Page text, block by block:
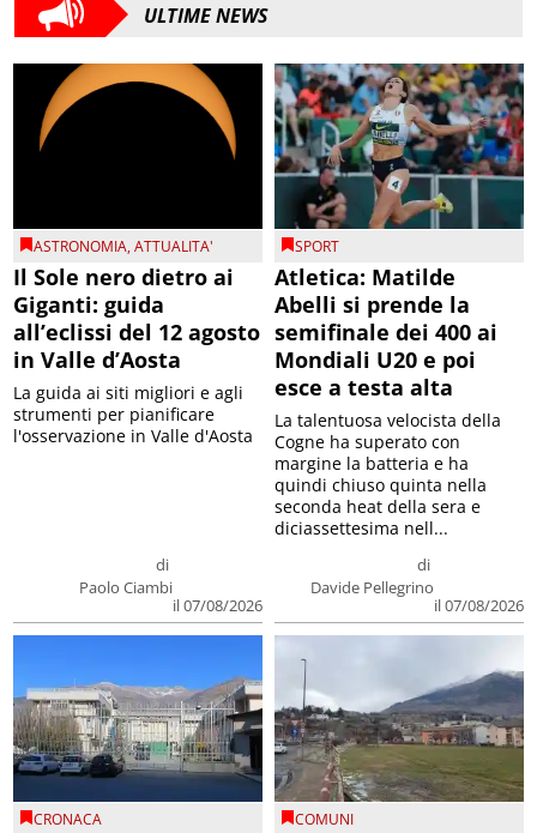
ULTIME NEWS
ASTRONOMIA,ATTUALITA'
Il Sole nero dietro ai
Giganti: guida
all’eclissi del 12 agosto
in Valle d’Aosta
di
Paolo Ciambi
il 07/08/2026
La guida ai siti migliori e agli
strumenti per pianificare
l'osservazione in Valle d'Aosta
SPORT
Atletica: Matilde
Abelli si prende la
semifinale dei 400 ai
Mondiali U20 e poi
esce a testa alta
di
Davide Pellegrino
il 07/08/2026
La talentuosa velocista della
Cogne ha superato con
margine la batteria e ha
quindi chiuso quinta nella
seconda heat della sera e
diciassettesima nell...
CRONACA COMUNI